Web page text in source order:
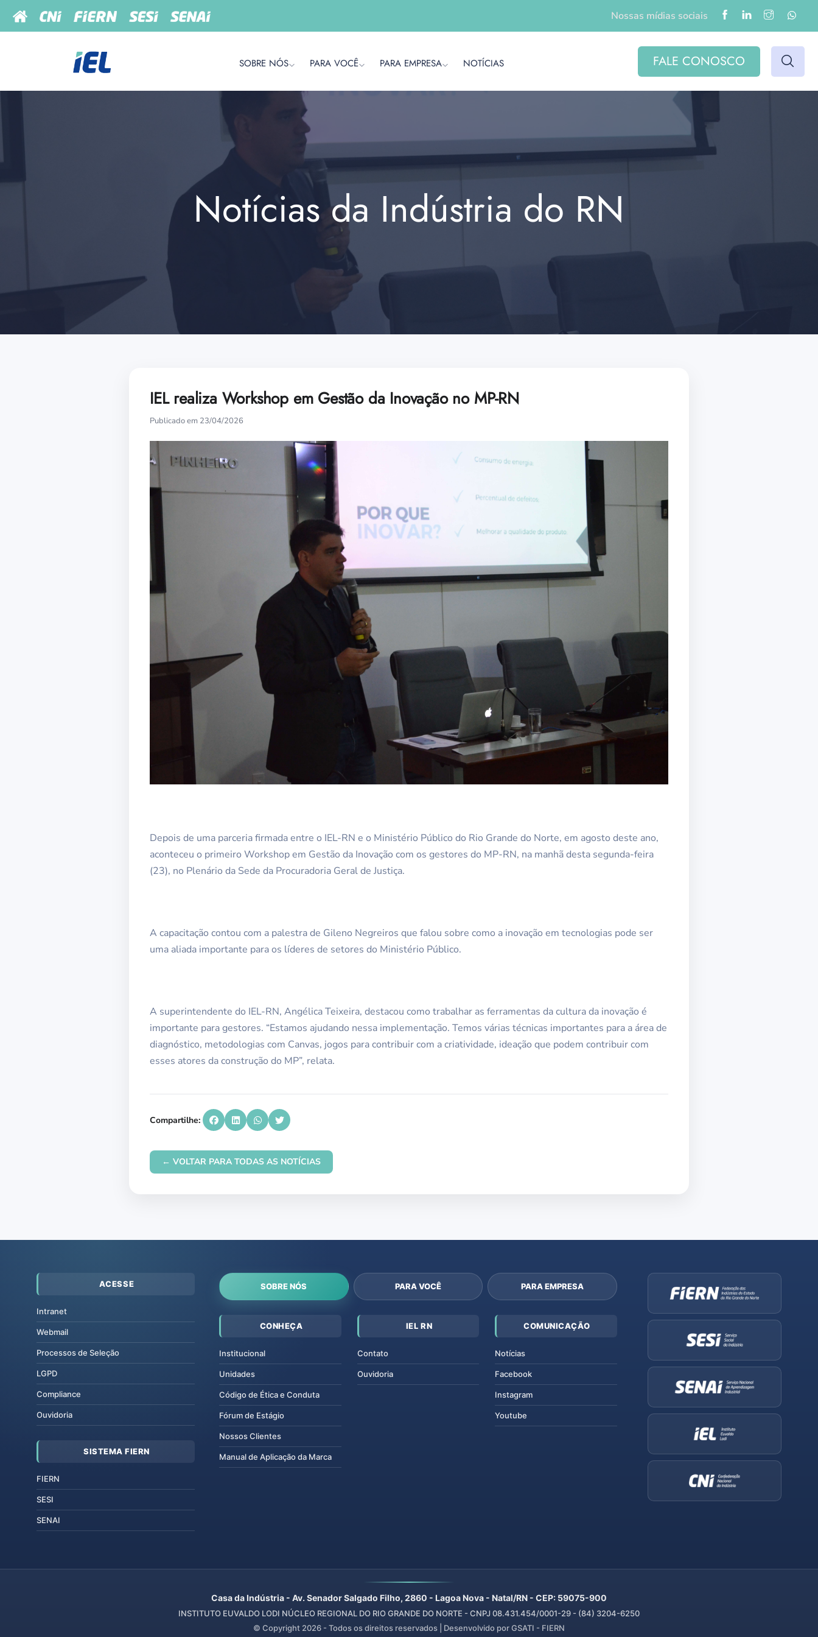
Nossas mídias sociais
SOBRE NÓS PARA VOCÊ PARA EMPRESA NOTÍCIAS FALE CONOSCO
Notícias da Indústria do RN
IEL realiza Workshop em Gestão da Inovação no MP-RN
Publicado em 23/04/2026
Depois de uma parceria firmada entre o IEL-RN e o Ministério Público do Rio Grande do Norte, em agosto deste ano,
aconteceu o primeiro Workshop em Gestão da Inovação com os gestores do MP-RN, na manhã desta segunda-feira
(23), no Plenário da Sede da Procuradoria Geral de Justiça.
A capacitação contou com a palestra de Gileno Negreiros que falou sobre como a inovação em tecnologias pode ser
uma aliada importante para os líderes de setores do Ministério Público.
A superintendente do IEL-RN, Angélica Teixeira, destacou como trabalhar as ferramentas da cultura da inovação é
importante para gestores. “Estamos ajudando nessa implementação. Temos várias técnicas importantes para a área de
diagnóstico, metodologias com Canvas, jogos para contribuir com a criatividade, ideação que podem contribuir com
esses atores da construção do MP”, relata.
Compartilhe:
← VOLTAR PARA TODAS AS NOTÍCIAS
ACESSE
Intranet
Webmail
Processos de Seleção
LGPD
Compliance
Ouvidoria
SISTEMA FIERN
FIERN
SESI
SENAI
SOBRE NÓS PARA VOCÊ PARA EMPRESA
CONHEÇA
Institucional
Unidades
Código de Ética e Conduta
Fórum de Estágio
Nossos Clientes
Manual de Aplicação da Marca
IEL RN
Contato
Ouvidoria
COMUNICAÇÃO
Notícias
Facebook
Instagram
Youtube
Casa da Indústria - Av. Senador Salgado Filho, 2860 - Lagoa Nova - Natal/RN - CEP: 59075-900
INSTITUTO EUVALDO LODI NÚCLEO REGIONAL DO RIO GRANDE DO NORTE - CNPJ 08.431.454/0001-29 - (84) 3204-6250
© Copyright 2026 - Todos os direitos reservados | Desenvolvido por GSATI - FIERN